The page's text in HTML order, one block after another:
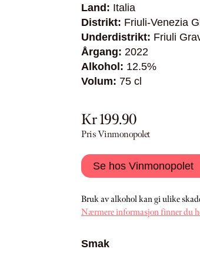
Land: Italia
Distrikt: Friuli-Venezia
Underdistrikt: Friuli
Årgang: 2022
Alkohol: 12.5%
Volum: 75 cl
Kr 199.90
Pris Vinmonopolet
Se hos Vinmonopolet
Bruk av alkohol kan gi ulike
Nærmere informasjon finner du
Smak